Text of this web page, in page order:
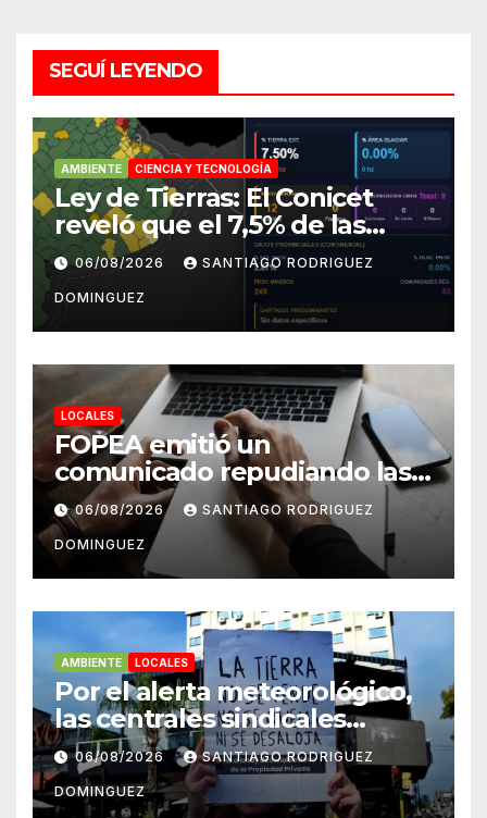
SEGUÍ LEYENDO
AMBIENTE CIENCIA Y TECNOLOGÍA
Ley de Tierras: El Conicet
reveló que el 7,5% de las
tierras rurales de Mar del
Plata pertenecen a
extranjeros
06/08/2026 SANTIAGO RODRIGUEZ
DOMINGUEZ
LOCALES
FOPEA emitió un
comunicado repudiando las
cuentas pseudo periodísticas
de Instagram en Mar del
Plata
06/08/2026 SANTIAGO RODRIGUEZ
DOMINGUEZ
AMBIENTE LOCALES
Por el alerta meteorológico,
las centrales sindicales
suspendieron la convocatoria
contra la Ley de Tierras en
Mar del Plata
06/08/2026 SANTIAGO RODRIGUEZ
DOMINGUEZ